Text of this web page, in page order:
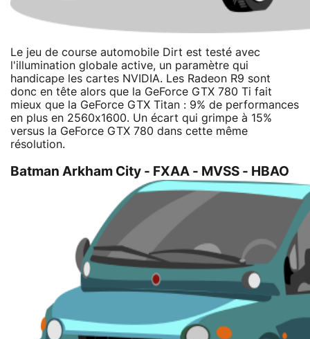
Le jeu de course automobile Dirt est testé avec
l'illumination globale active, un paramètre qui
handicape les cartes NVIDIA. Les Radeon R9 sont
donc en tête alors que la GeForce GTX 780 Ti fait
mieux que la GeForce GTX Titan : 9% de performances
en plus en 2560x1600. Un écart qui grimpe à 15%
versus la GeForce GTX 780 dans cette même
résolution.
Batman Arkham City - FXAA - MVSS - HBAO